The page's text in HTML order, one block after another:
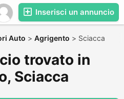
Inserisci un annuncio
Auto > Agrigento > Sciacca
trovato in
Sciacca